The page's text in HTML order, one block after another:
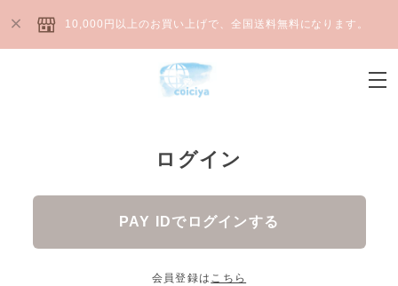
10,000円以上のお買い上げで、全国送料無料になります。
ログイン
PAY IDでログインする
会員登録は こちら